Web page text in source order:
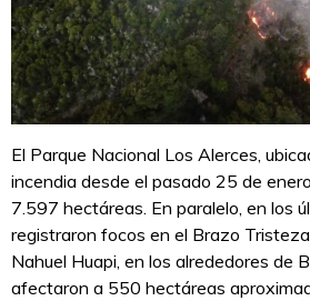
El Parque Nacional Los Alerces,
incendia desde el pasado 25 de
7.597 hectáreas. En paralelo, en los
registraron focos en el Brazo
Nahuel Huapi, en los alrededores de
afectaron a 550 hectáreas